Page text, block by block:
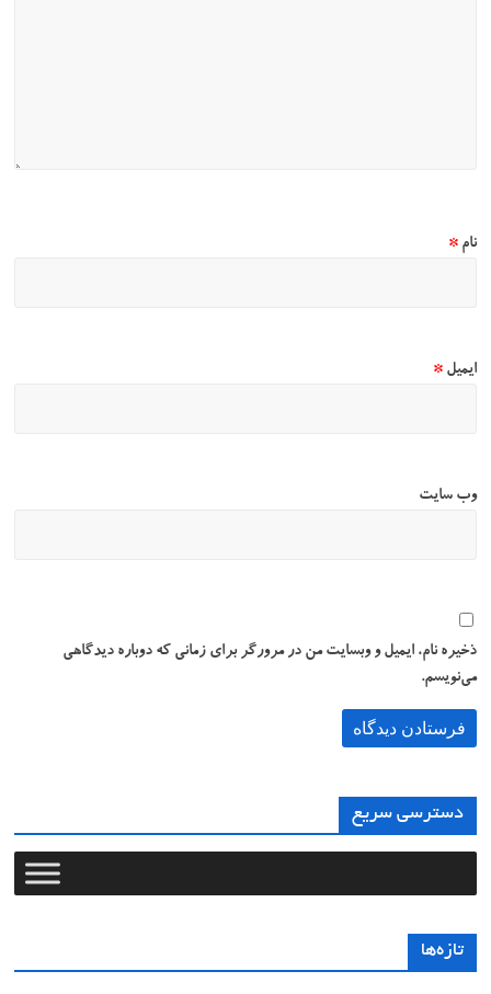
نام*
ایمیل*
وب‌ سایت
ذخیره نام، ایمیل و وبسایت من در مرورگر برای زمانی که دوباره دیدگاهی
می‌نویسم.
دسترسی سریع
تازه‌ها